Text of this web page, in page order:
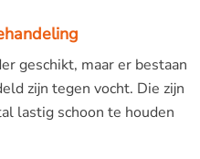
geschikt, maar er bestaan
zijn tegen vocht. Die zijn
lastig schoon te houden